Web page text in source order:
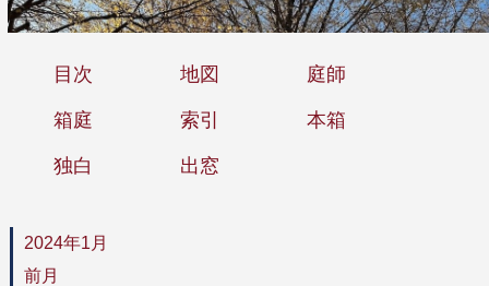
目次 地図 庭師
箱庭 索引 本箱
独白 出窓
2024年1月
前月